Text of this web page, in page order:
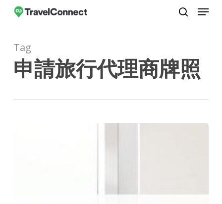
Skip
content
Menu
Tag
申請旅行代理商牌照